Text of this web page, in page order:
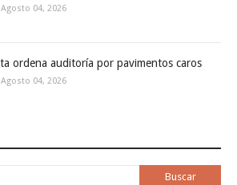
04, 2026
ordena auditoría por pavimentos caros
04, 2026